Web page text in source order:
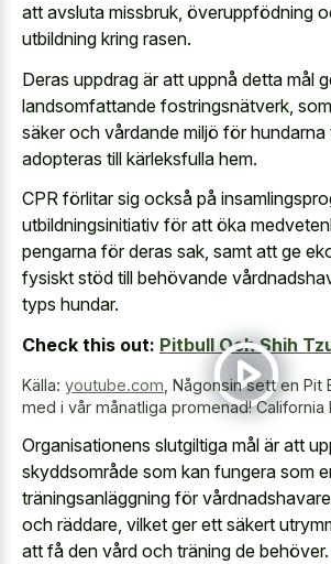
att avsluta missbruk, överuppfödning
utbildning kring rasen.
Deras uppdrag är att uppnå detta mål
landsomfattande fostringsnätverk,
säker och vårdande miljö för hundarna
adopteras till kärleksfulla hem.
CPR förlitar sig också på
utbildningsinitiativ för att öka
pengarna för deras sak, samt att ge
fysiskt stöd till behövande
typs hundar.
Check this out: Pitbull Och Shih
Källa: youtube.com Någonsin sett en Pit
med i vår månatliga promenad! California
Organisationens slutgiltiga mål är att
skyddsområde som kan fungera som
träningsanläggning för
och räddare, vilket ger ett säkert
att få den vård och träning de behöver.